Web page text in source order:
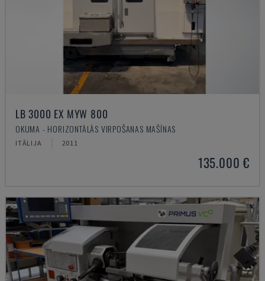
LB 3000 EX MYW 800
OKUMA - HORIZONTĀLĀS VIRPOŠANAS MAŠĪNAS
ITĀLIJA 2011
135.000 €